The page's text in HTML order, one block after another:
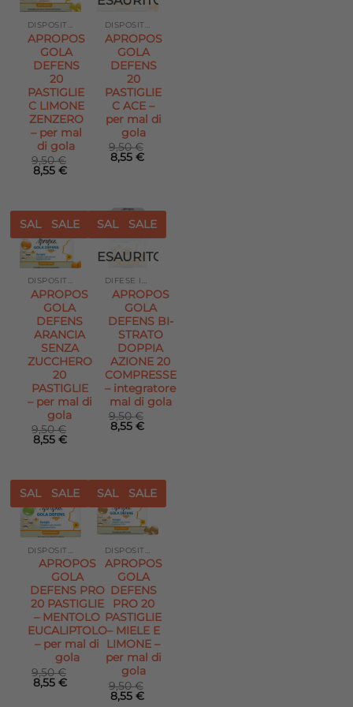
dei
desideriDISPOSITIVI MEDICI
APROPOS
GOLA
DEFENS
20
PASTIGLIE
C LIMONE
ZENZERO
– per mal
di gola
9,50€
Il
prezzo
9,50 €.
8,55€Il
8,55 €.
desideriDISPOSITIVI MEDICI
APROPOS
GOLA
DEFENS
20
PASTIGLIE
C ACE –
per mal di
gola
9,50€
Il
prezzo
8,55€Il
SALE SALE
Aggiungi
alla lista
dei
desideriDISPOSITIVI MEDICI
APROPOS
GOLA
DEFENS
ARANCIA
SENZA
ZUCCHERO
20
PASTIGLIE
– per mal di
gola
9,50€
Il
prezzo
9,50 €.
8,55€Il
8,55 €.
SALE SALE
alla lista
desideri
ESAURITO
DIFESE IMMUNITARIE
APROPOS
GOLA
DEFENS BI-
STRATO
DOPPIA
AZIONE 20
COMPRESSE
– integratore
mal di gola
9,50€
Il
prezzo
8,55€Il
SALE SALE
Aggiungi
alla lista
dei
desideriDISPOSITIVI MEDICI
APROPOS
GOLA
DEFENS PRO
20 PASTIGLIE
– MENTOLO
EUCALIPTOLO
– per mal di
gola
9,50€
Il
prezzo
8,55€Il
SALE SALE
Aggiungi
alla lista
dei
desideriDISPOSITIVI MEDICI
APROPOS
GOLA
DEFENS
PRO 20
PASTIGLIE
– MIELE E
LIMONE –
per mal di
gola
9,50€
Il
8,55€Il